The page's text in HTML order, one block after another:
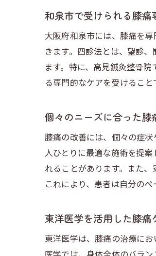
和泉市で受けられる膝痛
大阪府和泉市には、膝痛を
きます。四診法とは、望診
ます。特に、高見鍼灸整骨
る専門的なケアを受けるこ
個々のニーズに合った膝
膝痛の改善には、個々の症
人ひとりに最適な施術を提
れることがあります。また
これにより、患者は自分の
東洋医学を活用した膝痛
東洋医学は、膝痛の治療に